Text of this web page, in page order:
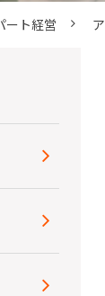
ート経営